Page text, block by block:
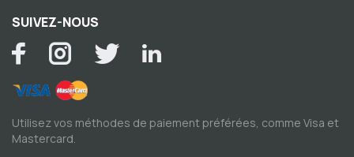
SUIVEZ-NOUS
Utilisez vos méthodes de paiement préférées, comme Visa et
Mastercard.